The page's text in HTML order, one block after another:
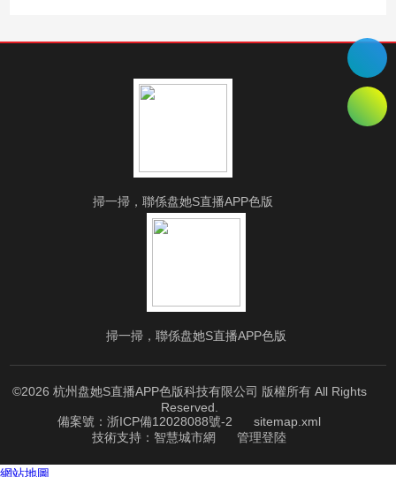
掃一掃，聯係盘她S直播APP色版
掃一掃，聯係盘她S直播APP色版
©2026 杭州盘她S直播APP色版科技有限公司 版權所有 All Rights
Reserved.
備案號：浙ICP備12028088號-2
sitemap.xml
技術支持： 智慧城市網 管理登陸
網站地圖